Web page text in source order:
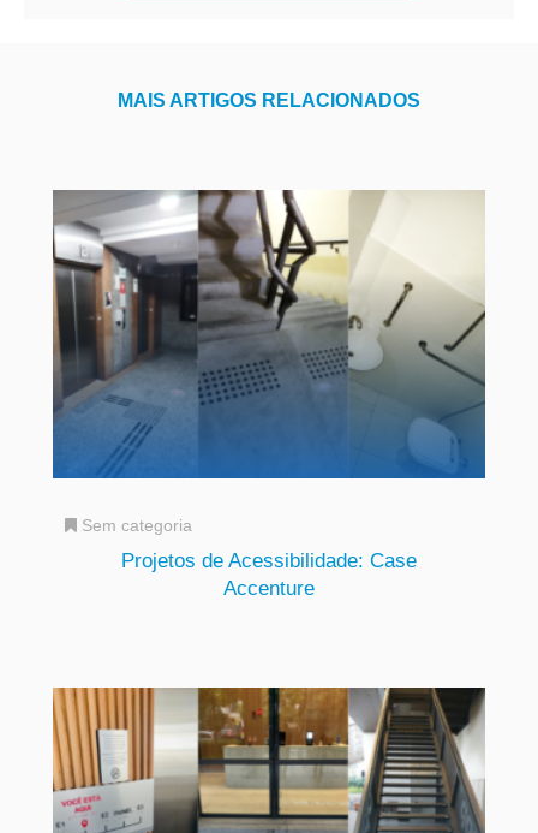
MAIS ARTIGOS RELACIONADOS
Sem categoria
Projetos de Acessibilidade: Case
Accenture